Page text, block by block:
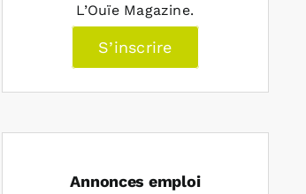
L’Ouïe Magazine.
S’inscrire
Annonces emploi